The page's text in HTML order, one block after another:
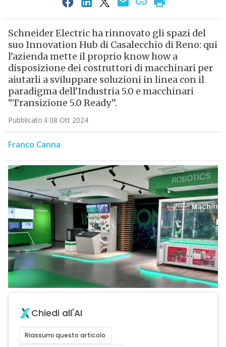
Schneider Electric ha rinnovato gli spazi del
suo Innovation Hub di Casalecchio di Reno: qui
l’azienda mette il proprio know how a
disposizione dei costruttori di macchinari per
aiutarli a sviluppare soluzioni in linea con il
paradigma dell’Industria 5.0 e macchinari
“Transizione 5.0 Ready”.
Pubblicato il 08 Ott 2024
Franco Canna
Chiedi all'AI
Riassumi questo articolo